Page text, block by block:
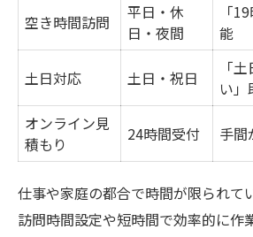
空き時間訪問
平日・休
日・夜間
「
能
土日対応 土日・祝日
「
い」
オンライン見
積もり
24時間受付 手間
仕事や家庭の都合で時間が限られて
訪問時間設定や短時間で効率的に作